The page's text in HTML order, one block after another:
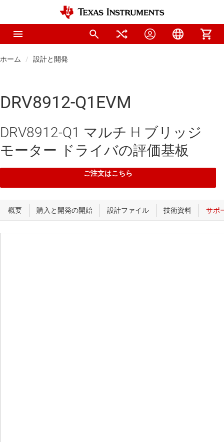
ホーム 設計と開発
DRV8912-Q1EVM
DRV8912-Q1 マルチ H ブリッジ
モーター ドライバの評価基板
ご注文はこちら